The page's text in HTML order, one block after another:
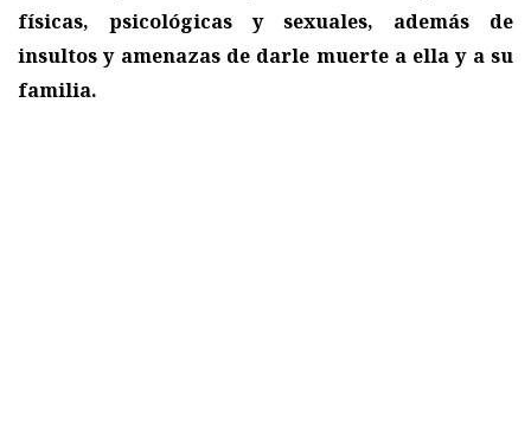
físicas, psicológicas y sexuales, además de
insultos y amenazas de darle muerte a ella y a su
familia.